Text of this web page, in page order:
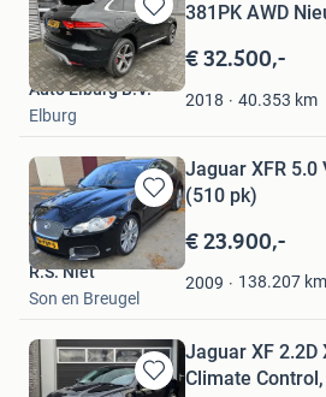
Bewaren
in
Mijn
Favorieten
381PK AWD
€ 32.500,-
2018 40.353 km
Auto Elburg B.V.
Elburg
Bewaren
in
Mijn
Favorieten
Jaguar XFR 5.0
(510 pk)
€ 23.900,-
2009 138.207 km
R.S. Niet
Son en Breugel
Bewaren
Jaguar XF 2.2D
Climate